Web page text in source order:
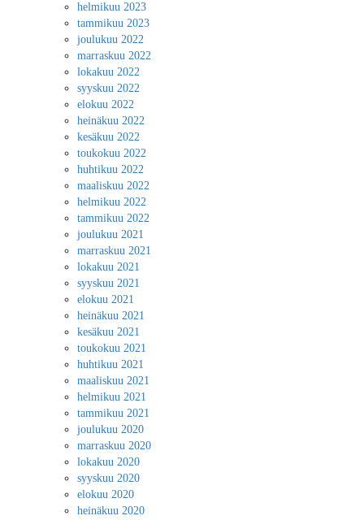
helmikuu 2023
tammikuu 2023
joulukuu 2022
marraskuu 2022
lokakuu 2022
syyskuu 2022
elokuu 2022
heinäkuu 2022
kesäkuu 2022
toukokuu 2022
huhtikuu 2022
maaliskuu 2022
helmikuu 2022
tammikuu 2022
joulukuu 2021
marraskuu 2021
lokakuu 2021
syyskuu 2021
elokuu 2021
heinäkuu 2021
kesäkuu 2021
toukokuu 2021
huhtikuu 2021
maaliskuu 2021
helmikuu 2021
tammikuu 2021
joulukuu 2020
marraskuu 2020
lokakuu 2020
syyskuu 2020
elokuu 2020
heinäkuu 2020